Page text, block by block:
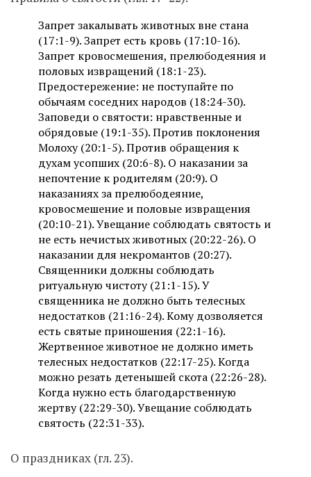
Запрет закалывать животных вне стана
(17:1-9). Запрет есть кровь (17:10-16).
Запрет кровосмешения, прелюбодеяния и
половых извращений (18:1-23).
Предостережение: не поступайте по
обычаям соседних народов (18:24-30).
Заповеди о святости: нравственные и
обрядовые (19:1-35). Против поклонения
Молоху (20:1-5). Против обращения к
духам усопших (20:6-8). О наказании за
непочтение к родителям (20:9). О
наказаниях за прелюбодеяние,
кровосмешение и половые извращения
(20:10-21). Увещание соблюдать святость и
не есть нечистых животных (20:22-26). О
наказании для некромантов (20:27).
Священники должны соблюдать
ритуальную чистоту (21:1-15). У
священника не должно быть телесных
недостатков (21:16-24). Кому дозволяется
есть святые приношения (22:1-16).
Жертвенное животное не должно иметь
телесных недостатков (22:17-25). Когда
можно резать детенышей скота (22:26-28).
Когда нужно есть благодарственную
жертву (22:29-30). Увещание соблюдать
святость (22:31-33).
О праздниках (гл. 23).